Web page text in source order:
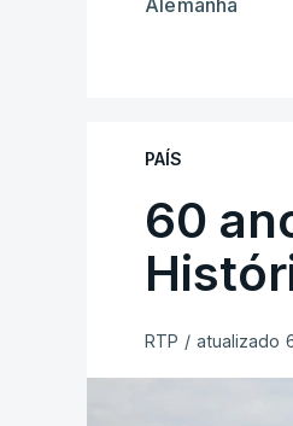
Alemanha
PAÍS
60
RTP / atualizado